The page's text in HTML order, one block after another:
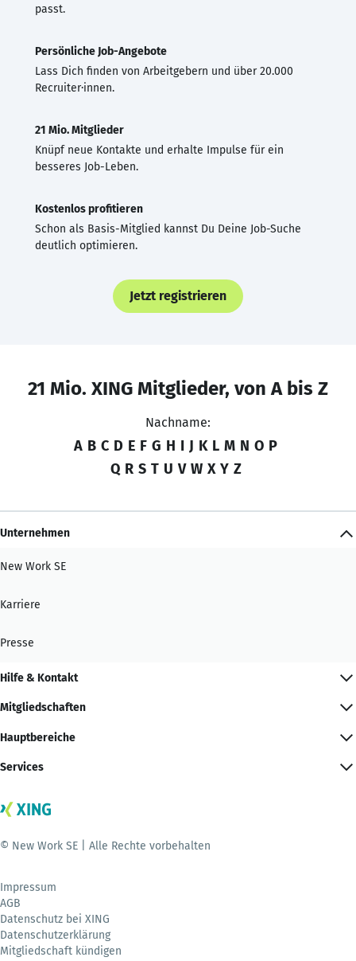
passt.
Persönliche Job-Angebote
Lass Dich finden von Arbeitgebern und über 20.000
Recruiter·innen.
21 Mio. Mitglieder
Knüpf neue Kontakte und erhalte Impulse für ein
besseres Job-Leben.
Kostenlos profitieren
Schon als Basis-Mitglied kannst Du Deine Job-Suche
deutlich optimieren.
Jetzt registrieren
21 Mio. XING Mitglieder, von A bis Z
Nachname:
A B C D E F G H I J K L M N O P
Q R S T U V W X Y Z
Unternehmen
New Work SE
Karriere
Presse
Hilfe & Kontakt
Mitgliedschaften
Hauptbereiche
Services
© New Work SE | Alle Rechte vorbehalten
Impressum
AGB
Datenschutz bei XING
Datenschutzerklärung
Mitgliedschaft kündigen